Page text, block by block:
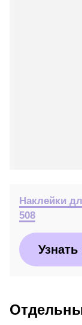
Наклейки
508
Узнать